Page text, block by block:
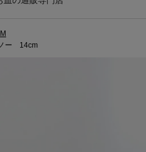
ー 14cm